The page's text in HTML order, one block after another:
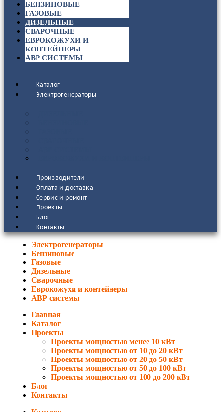
БЕНЗИНОВЫЕ
ГАЗОВЫЕ
ДИЗЕЛЬНЫЕ
СВАРОЧНЫЕ
ЕВРОКОЖУХИ И
КОНТЕЙНЕРЫ
АВР СИСТЕМЫ
Каталог
Электрогенераторы
Производители
Оплата и доставка
Сервис и ремонт
Проекты
Блог
Контакты
Электрогенераторы
Бензиновые
Газовые
Дизельные
Сварочные
Еврокожухи и контейнеры
АВР системы
Главная
Каталог
Проекты
Проекты мощностью менее 10 кВт
Проекты мощностью от 10 до 20 кВт
Проекты мощностью от 20 до 50 кВт
Проекты мощностью от 50 до 100 кВт
Проекты мощностью от 100 до 200 кВт
Блог
Контакты